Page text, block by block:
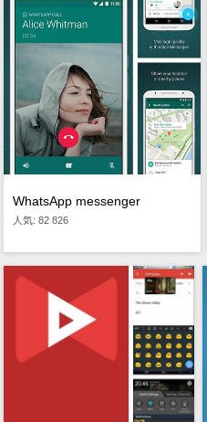
WhatsApp messenger
人気: 82 826